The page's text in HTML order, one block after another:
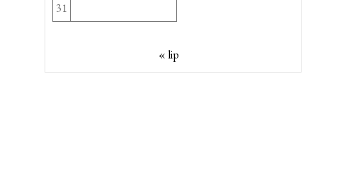
31
« lip